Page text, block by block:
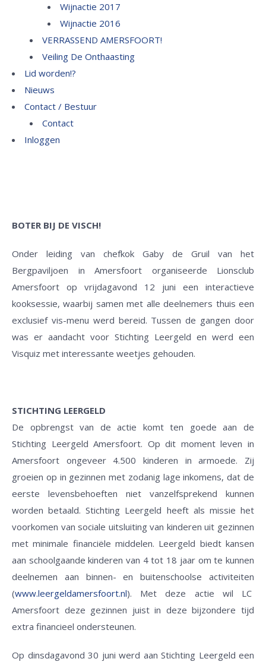
Wijnactie 2017
Wijnactie 2016
VERRASSEND AMERSFOORT!
Veiling De Onthaasting
Lid worden!?
Nieuws
Contact / Bestuur
Contact
Inloggen
BOTER BIJ DE VISCH!
Onder leiding van chefkok Gaby de Gruil van het
Bergpaviljoen in Amersfoort organiseerde Lionsclub
Amersfoort op vrijdagavond 12 juni een interactieve
kooksessie, waarbij samen met alle deelnemers thuis een
exclusief vis-menu werd bereid. Tussen de gangen door
was er aandacht voor Stichting Leergeld en werd een
Visquiz met interessante weetjes gehouden.
STICHTING LEERGELD
De opbrengst van de actie komt ten goede aan de
Stichting Leergeld Amersfoort. Op dit moment leven in
Amersfoort ongeveer 4.500 kinderen in armoede. Zij
groeien op in gezinnen met zodanig lage inkomens, dat de
eerste levensbehoeften niet vanzelfsprekend kunnen
worden betaald. Stichting Leergeld heeft als missie het
voorkomen van sociale uitsluiting van kinderen uit gezinnen
met minimale financiële middelen. Leergeld biedt kansen
aan schoolgaande kinderen van 4 tot 18 jaar om te kunnen
deelnemen aan binnen- en buitenschoolse activiteiten
(www.leergeldamersfoort.nl). Met deze actie wil LC
Amersfoort deze gezinnen juist in deze bijzondere tijd
extra financieel ondersteunen.
Op dinsdagavond 30 juni werd aan Stichting Leergeld een